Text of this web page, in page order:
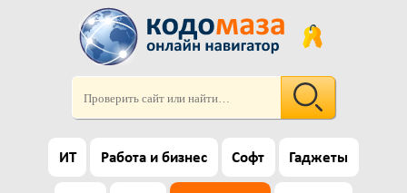
ИТ Работа и бизнес Софт Гаджеты